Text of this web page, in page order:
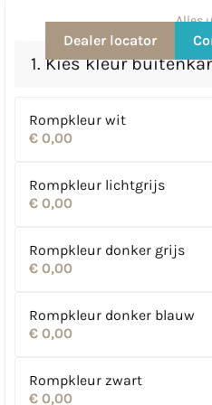
Dealer locator
Alles
1. Kies kleur
Rompkleur wit
€ 0,00
Rompkleur lichtgrijs
€ 0,00
Rompkleur donker grijs
€ 0,00
Rompkleur donker blauw
€ 0,00
Rompkleur zwart
€ 0,00